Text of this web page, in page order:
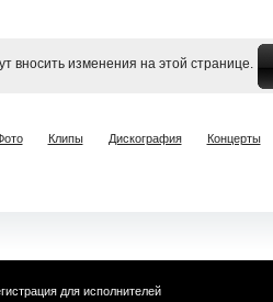
вносить изменения на этой странице.
Клипы Дискография Концерты
для исполнителей